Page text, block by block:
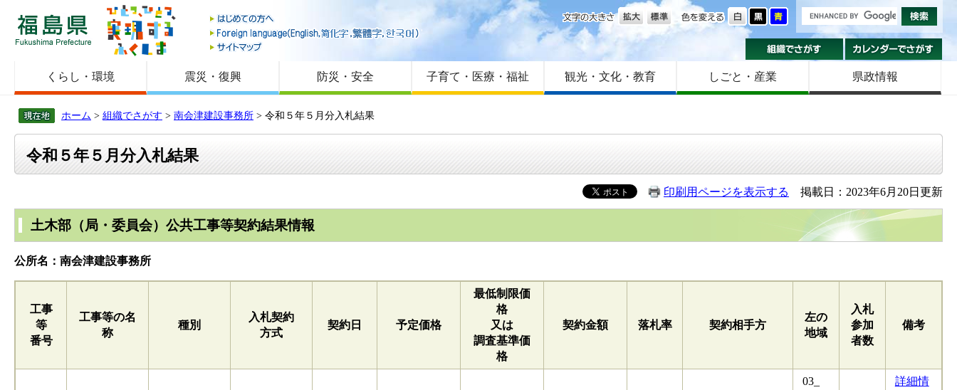
福島県
はじめての方へ
Foreign language
サイトマップ
色を変える
文字の大きさ
組織でさがす
くらし・環境 震災・復興 防災・安全 子育て・医療・福祉 観光・文化・教育 しごと・産業 県政情報
ホーム > 組織でさがす > 南会津建設事務所 > 令和５年５月分入札結果
令和５年５月分入札結果
印刷用ページを表示する 掲載日：2023年6月20日更新
土木部（局・委員会）公共工事等契約結果情報
公所名：南会津建設事務所
工事
等
番号
工事等の名
称
種別
入札契約
方式
契約日 予定価格
最低制限価
格
又は
調査基準価
格
契約金額 落札率 契約相手方
左の
地域
入札
参加
者数
備考
03_
詳細情